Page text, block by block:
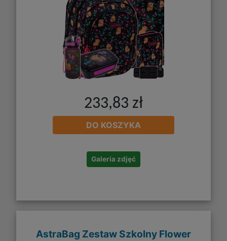
233,83 zł
DO KOSZYKA
Galeria zdjęć
AstraBag Zestaw Szkolny Flower